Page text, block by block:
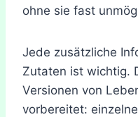
ohne sie fast
Jede zusätzliche
Zutaten ist wichtig.
Versionen von
vorbereitet: